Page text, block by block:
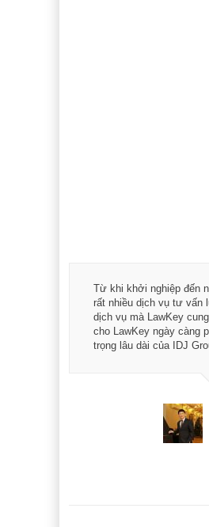
Từ khi khởi nghiệp đến
rất nhiều dịch vụ tư vấn
dịch vụ mà LawKey
cho LawKey ngày càng
trọng lâu dài của IDJ